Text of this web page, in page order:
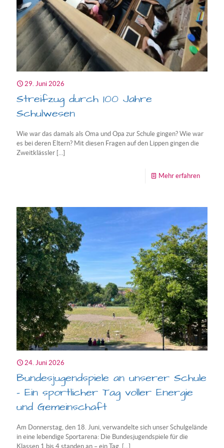
29. Juni 2026
Streifzug durch 100 Jahre
Schulwesen
Wie war das damals als Oma und Opa zur Schule gingen? Wie war
es bei deren Eltern? Mit diesen Fragen auf den Lippen gingen die
Zweitklässler […]
Mehr erfahren-
durch
100
Jahre
24. Juni 2026
Bundesjugendspiele an unserer Schule
– Ein sportlicher Tag voller Energie
und Gemeinschaft
Am Donnerstag, den 18. Juni, verwandelte sich unser Schulgelände
in eine lebendige Sportarena: Die Bundesjugendspiele für die
Klassen 1 bis 4 standen an – ein Tag, […]